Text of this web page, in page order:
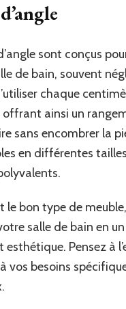
sont conçus
de bain, souvent
chaque
offrant ainsi un
sans encombrer la
en différentes
le bon type de
salle de bain en
Pensez à
vos besoins